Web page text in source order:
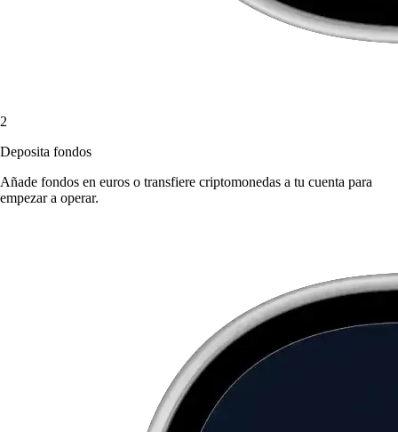
2
Deposita fondos
Añade fondos en euros o transfiere criptomonedas a tu cuenta para
empezar a operar.